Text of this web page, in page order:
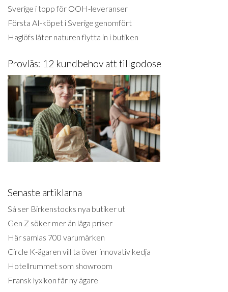
Sverige i topp för OOH-leveranser
Första AI-köpet i Sverige genomfört
Haglöfs låter naturen flytta in i butiken
Provläs: 12 kundbehov att tillgodose
Senaste artiklarna
Så ser Birkenstocks nya butiker ut
Gen Z söker mer än låga priser
Här samlas 700 varumärken
Circle K-ägaren vill ta över innovativ kedja
Hotellrummet som showroom
Fransk lyxikon får ny ägare